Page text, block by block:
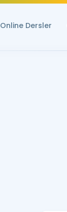
Online Dersler